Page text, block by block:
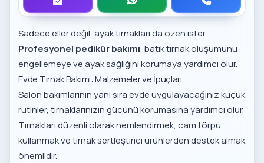
Sadece eller değil, ayak tırnakları da özen ister.
Profesyonel pedikür bakımı, batık tırnak oluşumunu
engellemeye ve ayak sağlığını korumaya yardımcı olur.
Evde Tırnak Bakımı: Malzemeler ve İpuçları
Salon bakımlarının yanı sıra evde uygulayacağınız küçük
rutinler, tırnaklarınızın gücünü korumasına yardımcı olur.
Tırnakları düzenli olarak nemlendirmek, cam törpü
kullanmak ve tırnak sertleştirici ürünlerden destek almak
önemlidir.